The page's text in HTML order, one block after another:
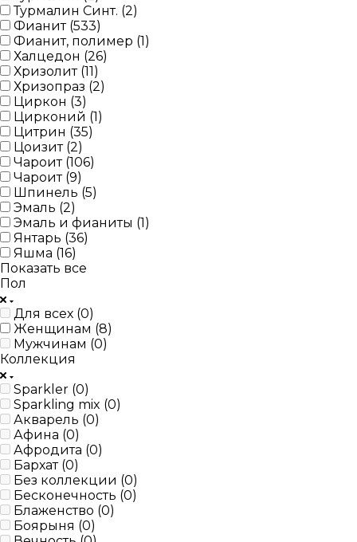
Турмалин Синт. (2)
Фианит (533)
Фианит, полимер (1)
Халцедон (26)
Хризолит (11)
Хризопраз (2)
Циркон (3)
Цирконий (1)
Цитрин (35)
Цоизит (2)
Чароит (106)
Чароит (9)
Шпинель (5)
Эмаль (2)
Эмаль и фианиты (1)
Янтарь (36)
Яшма (16)
Показать все
Пол
Для всех (0)
Женщинам (8)
Мужчинам (0)
Коллекция
Sparkler (0)
Sparkling mix (0)
Акварель (0)
Афина (0)
Афродита (0)
Бархат (0)
Без коллекции (0)
Бесконечность (0)
Блаженство (0)
Боярыня (0)